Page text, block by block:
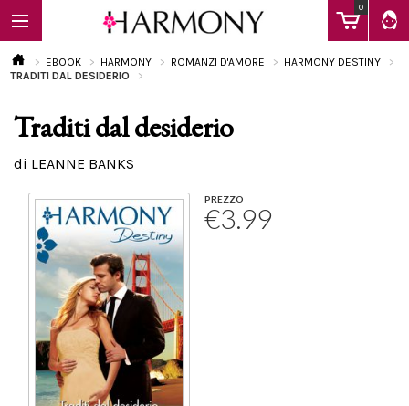
0
EBOOK
Calendario
EBOOK HARMONY ROMANZI D'AMORE
HARMONY DESTINY
TRADITI DAL DESIDERIO
Traditi dal desiderio
di LEANNE BANKS
PREZZO
€3.99